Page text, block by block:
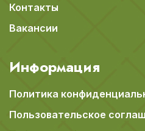
Контакты
Вакансии
Информация
Политика
Пользовательское